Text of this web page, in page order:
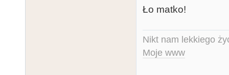
Ło matko!
Nikt nam lekkiego
Moje www